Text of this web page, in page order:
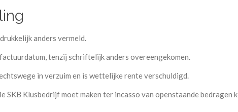
anders vermeld.
tenzij schriftelijk anders overeengekomen.
in verzuim en is wettelijke rente verschuldigd.
Klusbedrijf moet maken ter incasso van openstaande bedragen